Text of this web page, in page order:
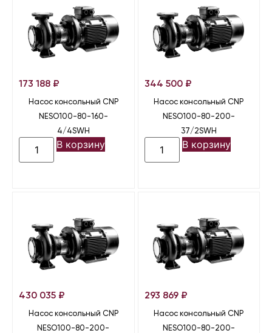
173 188 ₽
Насос консольный CNP
NESO100-80-160-
4/4SWH
В корзину
344 500 ₽
Насос консольный CNP
NESO100-80-200-
37/2SWH
В корзину
430 035 ₽
Насос консольный CNP
NESO100-80-200-
293 869 ₽
Насос консольный CNP
NESO100-80-200-